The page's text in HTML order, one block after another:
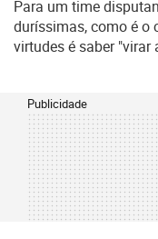
Para um time
duríssimas, como é o
virtudes é saber "virar
Publicidade